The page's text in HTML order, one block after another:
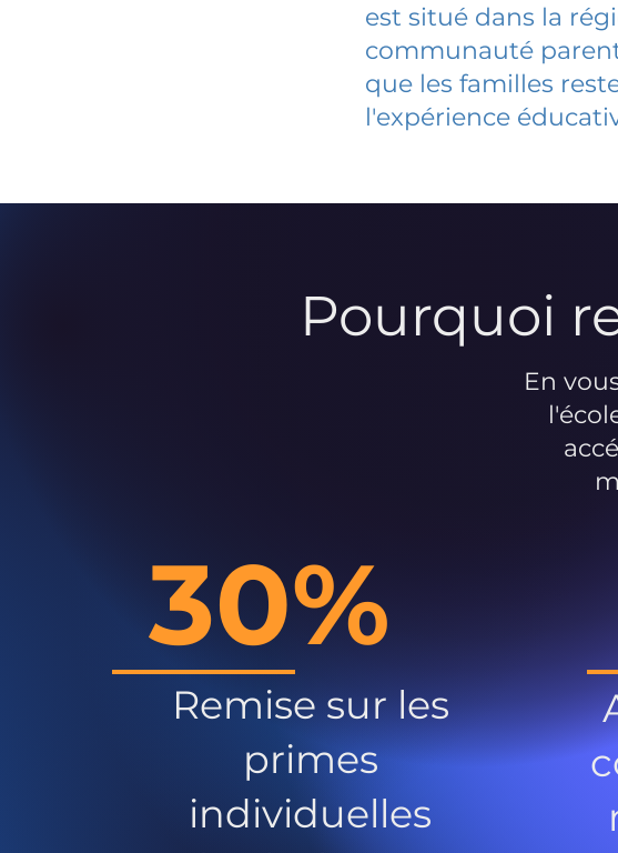
est situé dans la
communauté
que les familles
l'expérience
Pourquoi
En
30%
Remise sur les
primes
individuelles